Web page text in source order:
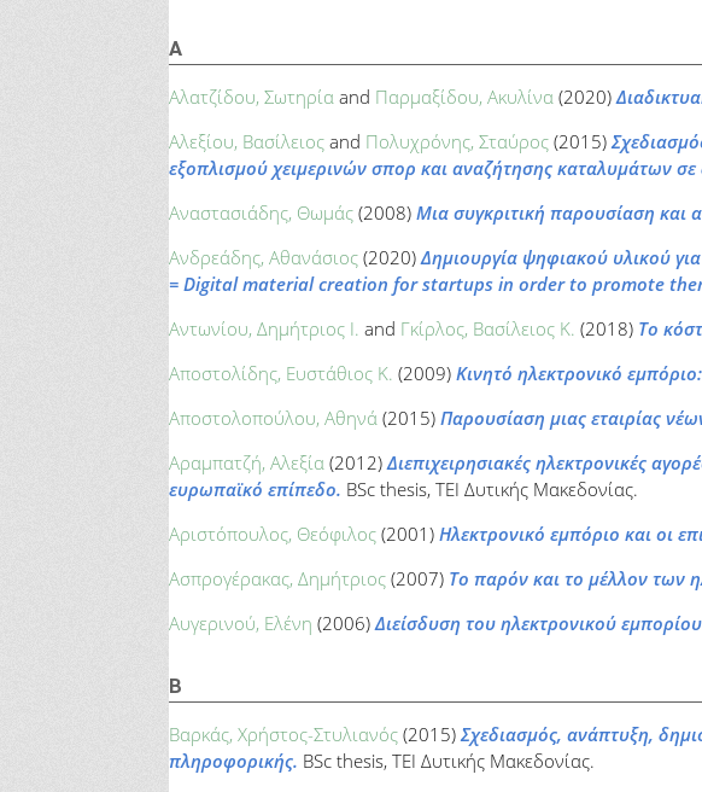
Α
Αλατζίδου, Σωτηρία and Παρμαξίδου, Ακυλίνα (2020)
Αλεξίου, Βασίλειος and Πολυχρόνης, Σταύρος (2015)
εξοπλισμού χειμερινών σπορ και αναζήτησης καταλυμάτων
Αναστασιάδης, Θωμάς (2008) Μια συγκριτική παρουσίαση και
Ανδρεάδης, Αθανάσιος (2020)Δημιουργία ψηφιακού υλικού
= Digital material creation for startups in order to promote
Αντωνίου, Δημήτριος Ι. and Γκίρλος, Βασίλειος K. (2018) Το
Αποστολίδης, Ευστάθιος Κ. (2009) Κινητό ηλεκτρονικό
Αποστολοπούλου, Αθηνά (2015) Παρουσίαση μιας εταιρίας
Αραμπατζή, Αλεξία (2012)Διεπιχειρησιακές ηλεκτρονικές
ευρωπαϊκό επίπεδο. BSc thesis, ΤΕΙ Δυτικής Μακεδονίας.
Αριστόπουλος, Θεόφιλος (2001) Ηλεκτρονικό εμπόριο και οι
Ασπρογέρακας, Δημήτριος (2007) Το παρόν και το μέλλον των
Αυγερινού, Ελένη (2006)Διείσδυση του ηλεκτρονικού
Β
Βαρκάς, Χρήστος-Στυλιανός (2015)Σχεδιασμός, ανάπτυξη,
πληροφορικής. BSc thesis, ΤΕΙ Δυτικής Μακεδονίας.